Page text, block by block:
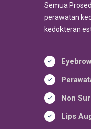
Semua
perawatan
kedokteran
Non
Lips